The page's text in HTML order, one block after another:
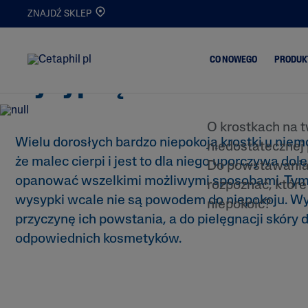
ZNAJDŹ SKLEP
CO NOWEGO
Oczyszczanie
Nawilżanie
Serum
Nowości
Trądzik i
Skóra Matowa i
Odwodniona
Oczyszczanie i
Demakijaż
Atopowe
O czym świadczą
niemowlaka? Jak
wysypką?
Wielu dorosłych bardzo niepokoją krostki u
że malec cierpi i jest to dla niego uporczywa
opanować wszelkimi możliwymi sposobami.
wysypki wcale nie są powodem do niepokoju.
przyczynę ich powstania, a do pielęgnacji skóry
odpowiednich kosmetyków.
O krostkach na
niedostatecznej
Do
rozpoznać,
niepokoić?